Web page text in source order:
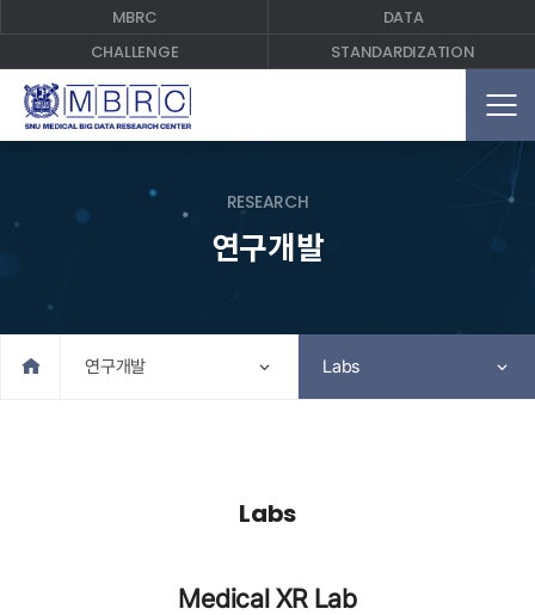
MBRC
DATA
CHALLENGE
STANDARDIZATION
RESEARCH
연구개발
연구개발 Labs
Labs
Medical XR Lab